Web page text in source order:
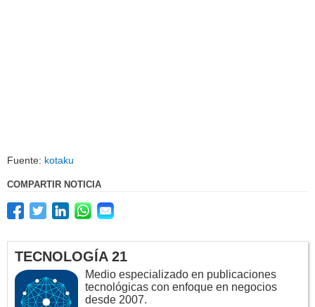
Fuente: kotaku
COMPARTIR NOTICIA
TECNOLOGÍA 21
Medio especializado en publicaciones
tecnológicas con enfoque en negocios
desde 2007.